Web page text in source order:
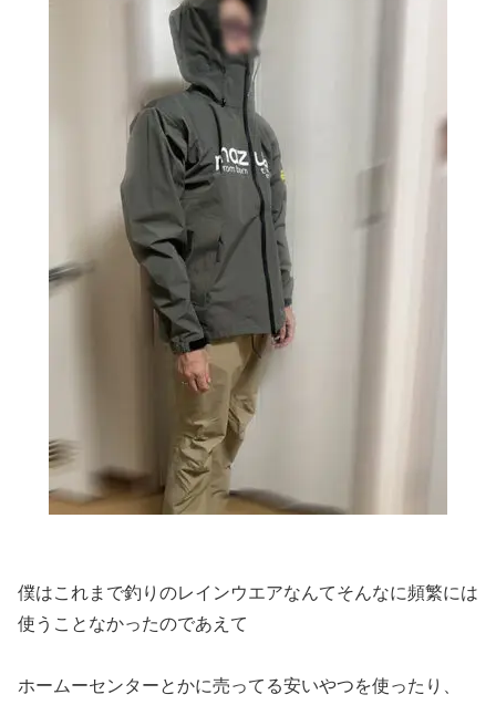
僕はこれまで釣りのレインウエアなんてそんなに頻繁には
使うことなかったのであえて
ホームーセンターとかに売ってる安いやつを使ったり、